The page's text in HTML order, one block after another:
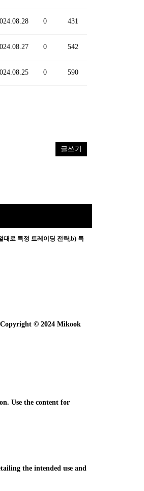
0 431
0 542
0 590
글쓰기
대로 특정 트레이딩 전략,b) 특
© 2024 Mikook
Use the content for
the intended use and